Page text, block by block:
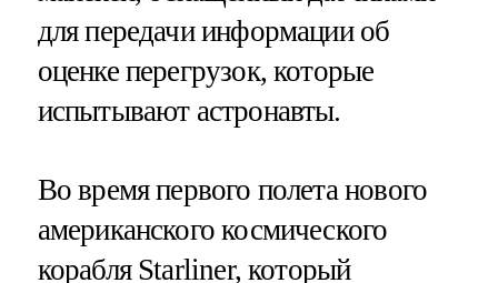
для передачи информации об
оценке перегрузок, которые
испытывают астронавты.
Во время первого полета нового
американского космического
корабля Starliner, который